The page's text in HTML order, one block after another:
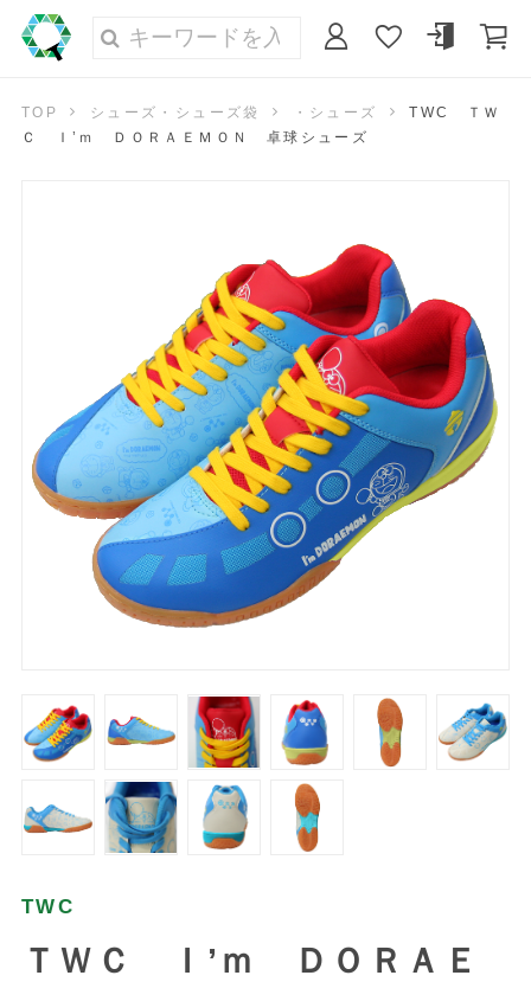
TOP シューズ・シューズ袋 ・シューズ
TWC ＴＷ
Ｃ Ｉ’ｍ ＤＯＲＡＥＭＯＮ 卓球シューズ
TWC
ＴＷＣ Ｉ’ｍ ＤＯＲＡＥ